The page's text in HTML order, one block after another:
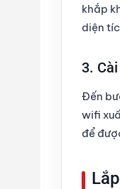
khắp
diện
3.
Đến
wifi
để